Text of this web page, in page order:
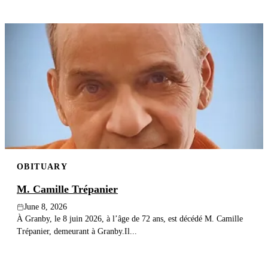
OBITUARY
M. Camille Trépanier
June 8, 2026
À Granby, le 8 juin 2026, à l’âge de 72 ans, est décédé M. Camille
Trépanier, demeurant à Granby.Il...